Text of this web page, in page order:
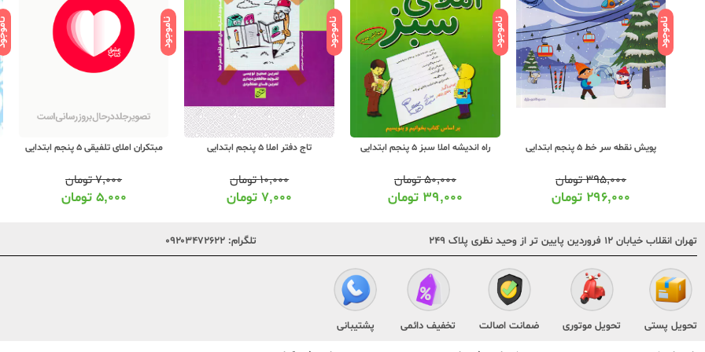
ناموجود
پویش نقطه سر خط 5 پنجم ابتدایی
۳۹۵,۰۰۰تومان
۲۹۶,۰۰۰ تومان
ناموجود
راه اندیشه املا سبز 5 پنجم ابتدایی
۵۰,۰۰۰تومان
۳۹,۰۰۰ تومان
ناموجود
تاج دفتر املا 5 پنجم ابتدایی
۱۰,۰۰۰تومان
۷,۰۰۰تومان
ناموجود
مبتکران املای تلفیقی 5 پنجم ابتدایی
۷,۰۰۰تومان
۵,۰۰۰ تومان
تهران انقلاب خیابان ۱۲ فروردین پایین تر از وحید نظری پلاک ۲۴۹ تلگرام: ۰۹۲۰۳۴۷۲۶۲۲
تحویل پستی تحویل موتوری ضمانت اصالت تخفیف دائمی پشتیبانی